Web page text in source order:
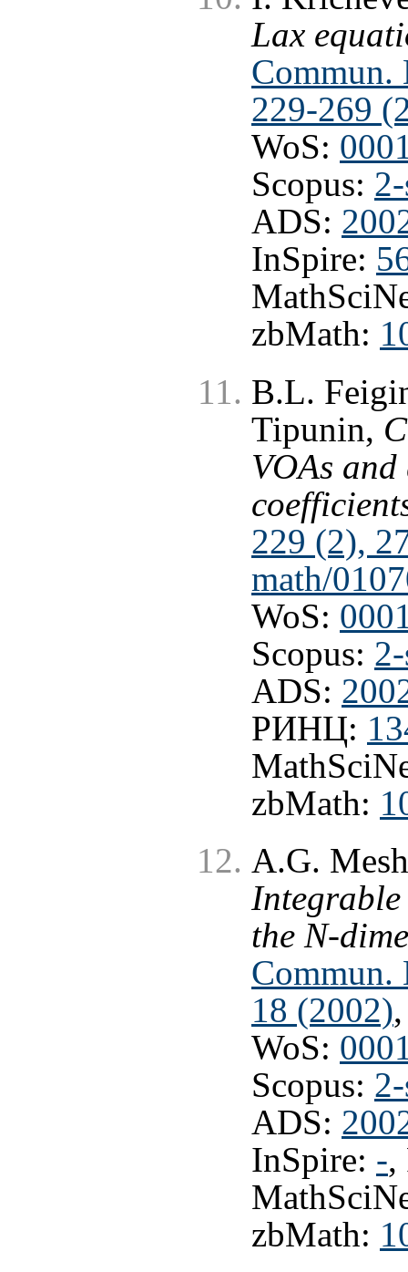
Lax
Commun.
229-269
WoS:
Scopus:
ADS:
InSpire:
zbMath:
B.L.
Tipunin,
VOAs
229 (2),
math/
WoS:
Scopus:
ADS:
РИНЦ:
zbMath:
A.G.
the N-
Commun.
18 (2002),
WoS:
Scopus:
ADS:
InSpire: -
zbMath: